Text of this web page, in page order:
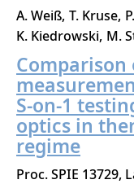
Direkt
zum
Inhalt
A. Weiß T. Kruse
K. Kiedrowski M.
Comparison
S-on-1
optics in
regime
Proc. SPIE 13729,